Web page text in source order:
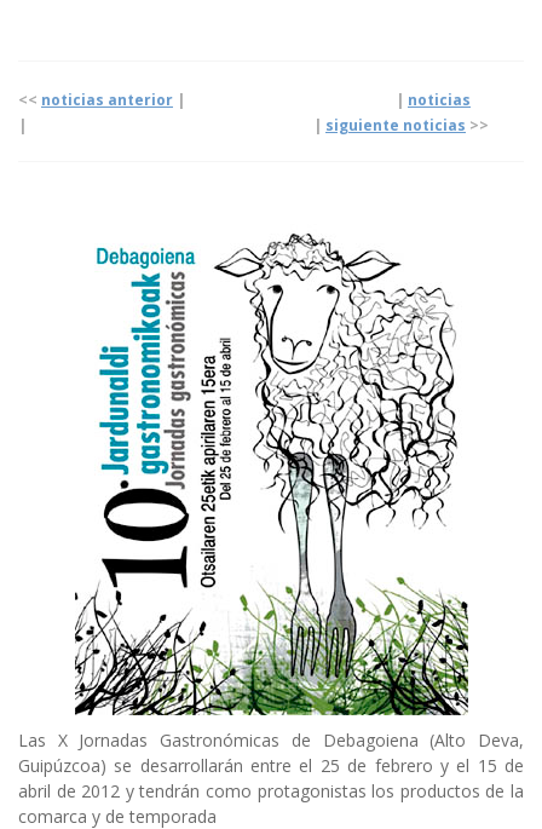
<< noticias anterior | | noticias
|
| siguiente noticias >>
Las X Jornadas Gastronómicas de Debagoiena (Alto Deva,
Guipúzcoa) se desarrollarán entre el 25 de febrero y el 15 de
abril de 2012 y tendrán como protagonistas los productos de la
comarca y de temporada